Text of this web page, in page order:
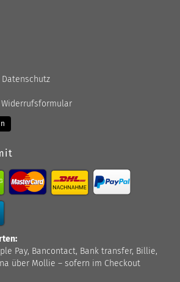
Pay, Bancontact, Bank transfer, Billie,
über Mollie – sofern im Checkout